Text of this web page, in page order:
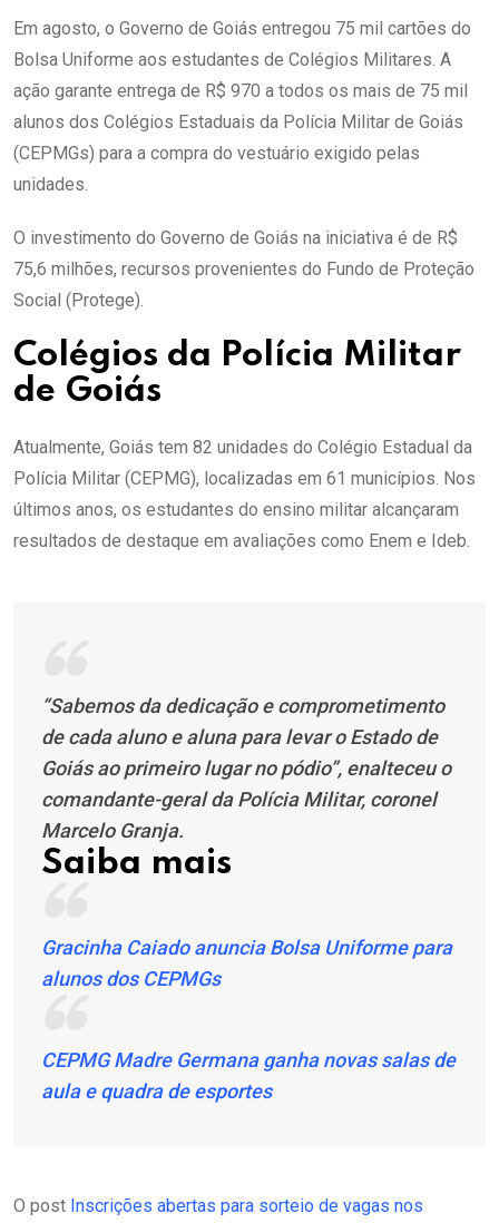
Em agosto, o Governo de Goiás entregou 75 mil cartões do
Bolsa Uniforme aos estudantes de Colégios Militares. A
ação garante entrega de R$ 970 a todos os mais de 75 mil
alunos dos Colégios Estaduais da Polícia Militar de Goiás
(CEPMGs) para a compra do vestuário exigido pelas
unidades.
O investimento do Governo de Goiás na iniciativa é de R$
75,6 milhões, recursos provenientes do Fundo de Proteção
Social (Protege).
Colégios da Polícia Militar
de Goiás
Atualmente, Goiás tem 82 unidades do Colégio Estadual da
Polícia Militar (CEPMG), localizadas em 61 municípios. Nos
últimos anos, os estudantes do ensino militar alcançaram
resultados de destaque em avaliações como Enem e Ideb.
“Sabemos da dedicação e comprometimento
de cada aluno e aluna para levar o Estado de
Goiás ao primeiro lugar no pódio”, enalteceu o
comandante-geral da Polícia Militar, coronel
Marcelo Granja.
Saiba mais
Gracinha Caiado anuncia Bolsa Uniforme para
alunos dos CEPMGs
CEPMG Madre Germana ganha novas salas de
aula e quadra de esportes
O post Inscrições abertas para sorteio de vagas nos